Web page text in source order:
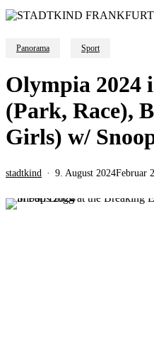
Panorama Sport
Olympia 2024
(Park, Race),
Girls) w/
stadtkind 9. August 2024Februar